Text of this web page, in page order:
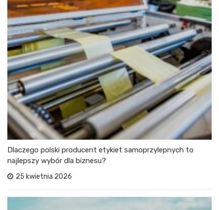
Dlaczego polski producent etykiet samoprzylepnych to
najlepszy wybór dla biznesu?
25 kwietnia 2026